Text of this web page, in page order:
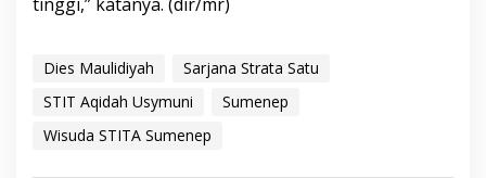
Dies Maulidiyah
Sarjana Strata Satu
STIT Aqidah Usymuni
Sumenep
Wisuda STITA Sumenep